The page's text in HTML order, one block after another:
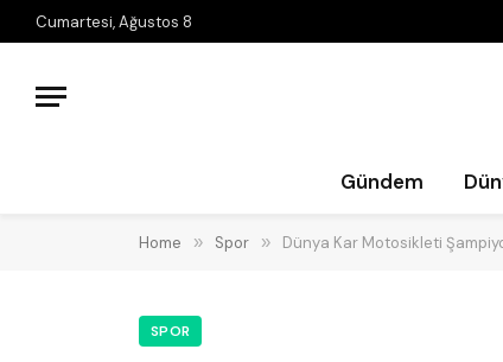
Cumartesi, Ağustos 8
Gündem
Home » Spor » Dünya Kar Motosikleti
SPOR